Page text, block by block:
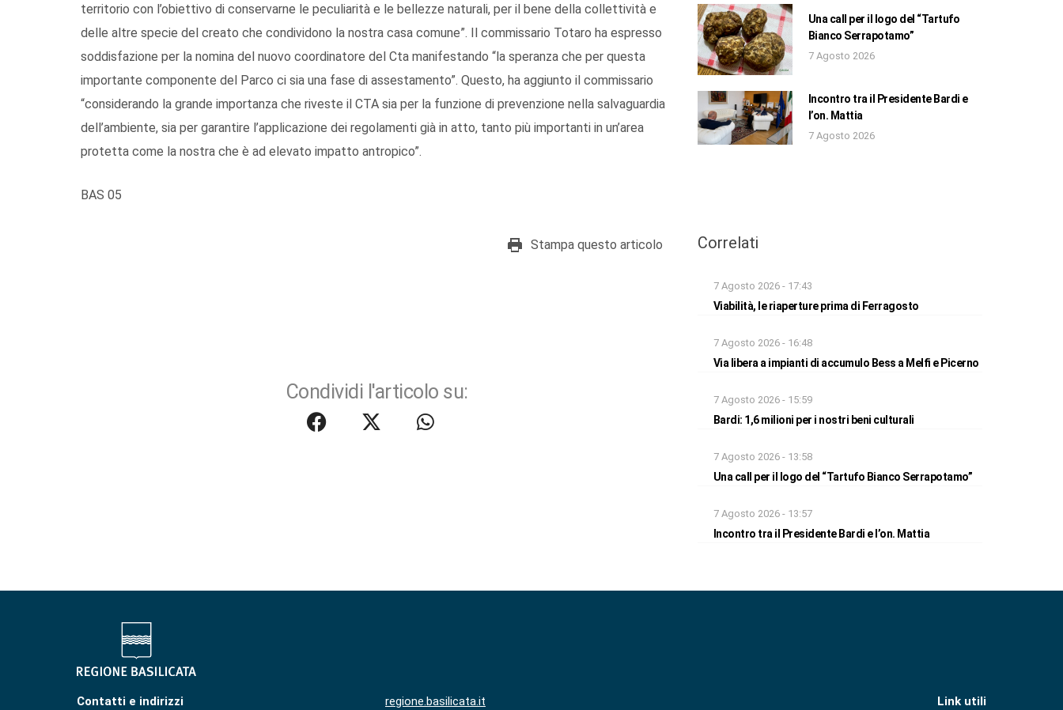
territorio con l’obiettivo di conservarne le peculiarità e le bellezze naturali, per il bene della collettività e
delle altre specie del creato che condividono la nostra casa comune”. Il commissario Totaro ha espresso
soddisfazione per la nomina del nuovo coordinatore del Cta manifestando “la speranza che per questa
importante componente del Parco ci sia una fase di assestamento”. Questo, ha aggiunto il commissario
“considerando la grande importanza che riveste il CTA sia per la funzione di prevenzione nella salvaguardia
dell’ambiente, sia per garantire l’applicazione dei regolamenti già in atto, tanto più importanti in un’area
protetta come la nostra che è ad elevato impatto antropico”.
BAS 05
Stampa questo articolo
Condividi l'articolo su:
Una call per il logo del “Tartufo
Bianco Serrapotamo”
7 Agosto 2026
Incontro tra il Presidente Bardi e
l’on. Mattia
7 Agosto 2026
Correlati
7 Agosto 2026 - 17:43
Viabilità, le riaperture prima di Ferragosto
7 Agosto 2026 - 16:48
Via libera a impianti di accumulo Bess a Melfi e Picerno
7 Agosto 2026 - 15:59
Bardi: 1,6 milioni per i nostri beni culturali
7 Agosto 2026 - 13:58
Una call per il logo del “Tartufo Bianco Serrapotamo”
7 Agosto 2026 - 13:57
Incontro tra il Presidente Bardi e l’on. Mattia
Contatti e indirizzi regione.basilicata.it Link utili